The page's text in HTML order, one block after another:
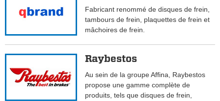
Fabricant renommé de disques de frein,
tambours de frein, plaquettes de frein et
mâchoires de frein.
Raybestos
Au sein de la groupe Affina, Raybestos
propose une gamme complète de
produits, tels que disques de frein,